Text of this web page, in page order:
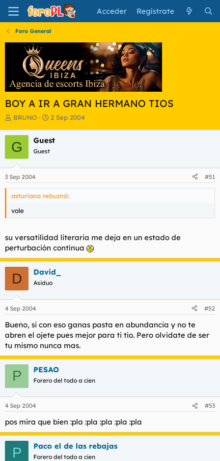
Acceder Regístrate
Foro General
BOY A IR A GRAN HERMANO TIOS
I
i
c
i
a
d
o
r
d
l
m
a
BRUNO
F
h
e
n
i
2 Sep 2004
G Guest
Guest
3 Sep 2004 #51
asturiana rebuznó:
vale
su versatilidad literaria me deja en un estado de
perturbación contínua
D David_
Asiduo
4 Sep 2004 #52
Bueno, si con eso ganas pasta en abundancia y no te
abren el ojete pues mejor para ti tio. Pero olvidate de ser
tu mismo nunca mas.
P PESAO
Forero del todo a cien
4 Sep 2004 #53
pos mira que bien :pla :pla :pla :pla :pla
P Paco el de las rebajas
Forero del todo a cien